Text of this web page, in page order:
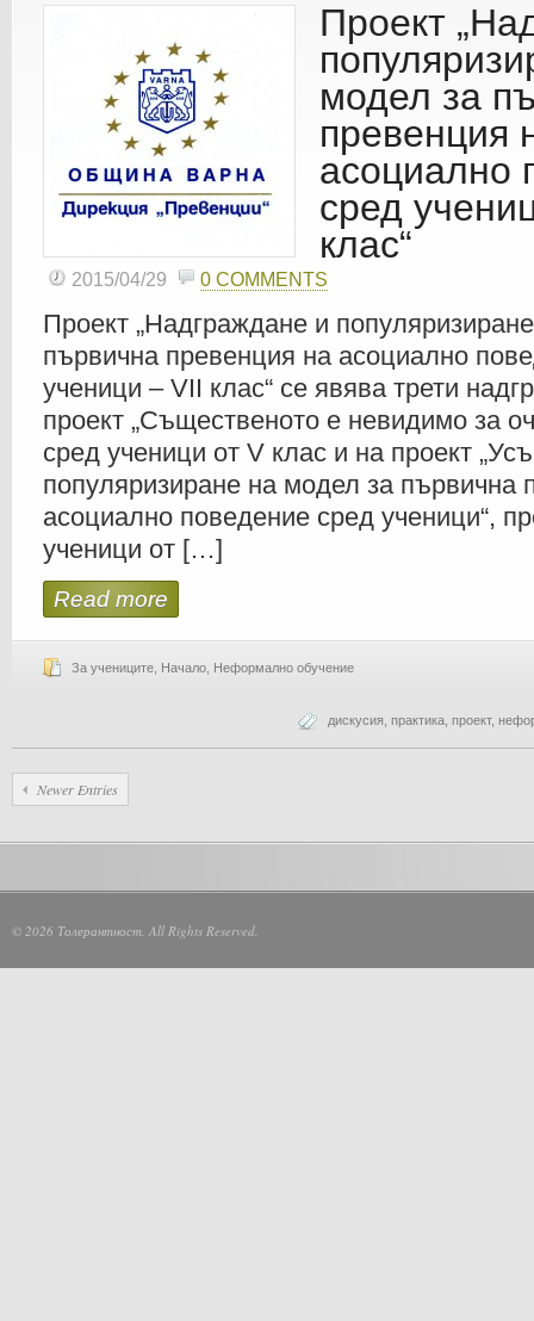
Проект
модел за
превенция
асоциално
сред
клас“
2015/04/29 0 COMMENTS
Проект „Надграждане и
първична превенция на асоциално
ученици – VII клас“ се явява трети
проект „Същественото е невидимо за
сред ученици от V клас и на проект
популяризиране на модел за първична
асоциално поведение сред ученици“,
ученици от […]
Read more
За учениците Начало Неформално обучение
дискусия практика проект,
Newer Entries
© 2026 Толерантност. All Rights Reserved.